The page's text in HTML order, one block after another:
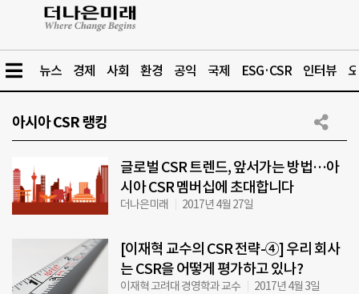
뉴스 경제 사회 환경 공익 국제 ESG·CSR 인터뷰
아시아 CSR 랭킹
글로벌 CSR 트렌드, 앞서가는 방법…아
시아 CSR 멤버십에 초대합니다
더나은미래 2017년 4월 27일
[이재혁 교수의 CSR 전략-④] 우리 회사
는 CSR을 어떻게 평가하고 있나?
이재혁 고려대 경영학과 교수 2017년 4월 3일